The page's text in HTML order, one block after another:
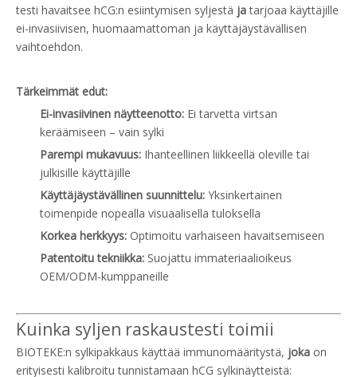
testi havaitsee hCG:n esiintymisen syljestä jatarjoaa käyttäjille
ei-invasiivisen, huomaamattoman ja käyttäjäystävällisen
vaihtoehdon.
Tärkeimmät edut:
Ei-invasiivinen näytteenotto: Ei tarvetta virtsan
keräämiseen – vain sylki
Parempi mukavuus: Ihanteellinen liikkeellä oleville tai
julkisille käyttäjille
Käyttäjäystävällinen suunnittelu: Yksinkertainen
toimenpide nopealla visuaalisella tuloksella
Korkea herkkyys: Optimoitu varhaiseen havaitsemiseen
Patentoitu tekniikka: Suojattu immateriaalioikeus
OEM/ODM-kumppaneille
Kuinka syljen raskaustesti toimii
BIOTEKE:n sylkipakkaus käyttää immunomääritystä, joka on
erityisesti kalibroitu tunnistamaan hCG sylkinäytteistä: